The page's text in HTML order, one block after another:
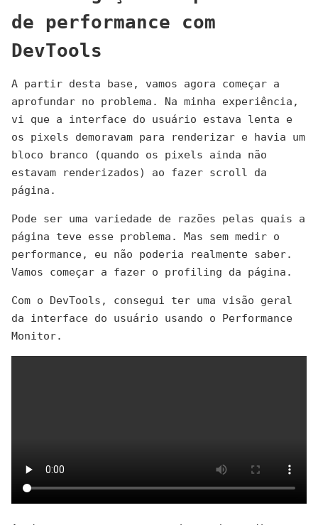
de performance com
DevTools
A partir desta base, vamos agora começar a
aprofundar no problema. Na minha experiência,
vi que a interface do usuário estava lenta e
os pixels demoravam para renderizar e havia um
bloco branco (quando os pixels ainda não
estavam renderizados) ao fazer scroll da
página.
Pode ser uma variedade de razões pelas quais a
página teve esse problema. Mas sem medir o
performance, eu não poderia realmente saber.
Vamos começar a fazer o profiling da página.
Com o DevTools, consegui ter uma visão geral
da interface do usuário usando o Performance
Monitor.